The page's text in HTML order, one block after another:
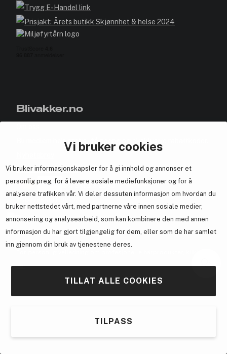
Vi bruker cookies
Vi bruker informasjonskapsler for å gi innhold og annonser et
personlig preg, for å levere sosiale mediefunksjoner og for å
analysere trafikken vår. Vi deler dessuten informasjon om hvordan du
bruker nettstedet vårt, med partnerne våre innen sosiale medier,
annonsering og analysearbeid, som kan kombinere den med annen
informasjon du har gjort tilgjengelig for dem, eller som de har samlet
inn gjennom din bruk av tjenestene deres.
TILLAT ALLE COOKIES
TILPASS
Blivakker.no
Bli medlem helt gratis - få poeng og eksklusive rabattkoder.
Samarbeid med oss
En del avBrandsdal Group AS
her.